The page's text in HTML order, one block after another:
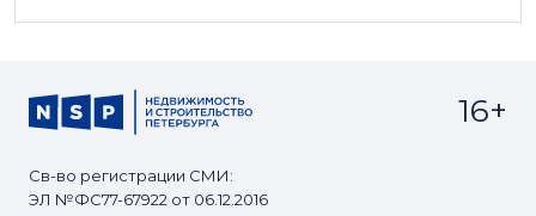
Св-во регистрации СМИ:
ЭЛ №ФС77-67922 от 06.12.2016
16+